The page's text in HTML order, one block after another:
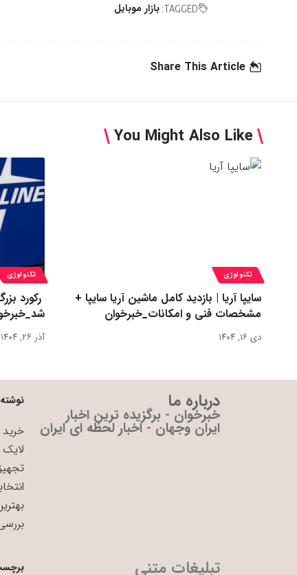
TAGGED: بازار موبایل
Share This Article
You Might Also Like
تکنولوژی
سایپا آریا | بازدید کامل ماشین آریا سایپا +
مشخصات فنی و امکانات_خبرخوان
دی ۱۶, ۱۴۰۴
تکنولوژی
آذر ۲۶, ۱۴۰۴
درباره ما
خبرخوان - برگزیده ترین اخبار
ایران وجهان - اخبار لحظه ای ایران
خرید
تبلیغات متنی